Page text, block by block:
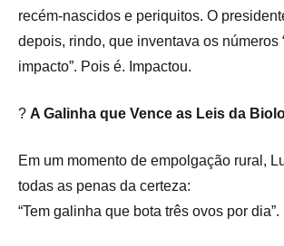
recém-nascidos e periquitos. O
depois, rindo, que inventava os números
impacto”. Pois é. Impactou.
? A Galinha que Vence as Leis da
Em um momento de empolgação rural,
todas as penas da certeza:
“Tem galinha que bota três ovos por dia”.